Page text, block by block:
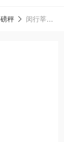
秤 闵行莘庄地磅 闵行颛桥地磅 闵行北桥地磅